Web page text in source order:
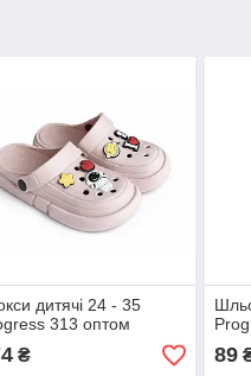
дитячі 24 - 35
313 оптом
₴ 89